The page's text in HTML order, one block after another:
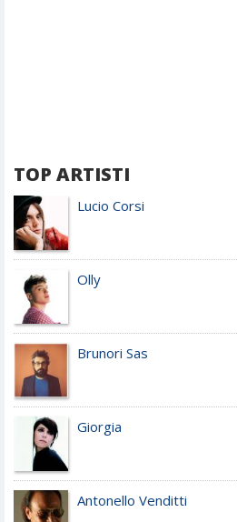
TOP ARTISTI
Lucio Corsi
Olly
Brunori Sas
Giorgia
Antonello Venditti